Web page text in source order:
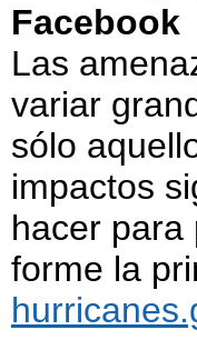
Facebook
Las
variar
sólo
impactos
hacer para
forme la